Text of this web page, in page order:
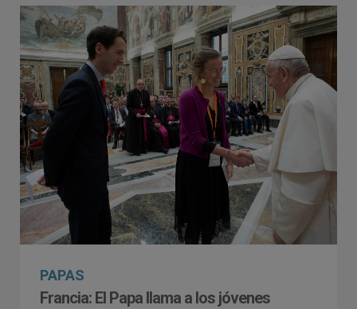
PAPAS
Francia: El Papa llama a los jóvenes